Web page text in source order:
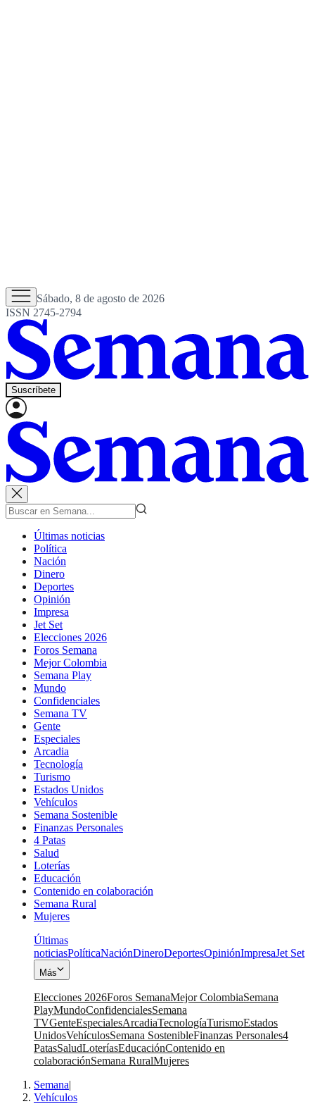
Sábado, 8 de agosto de 2026
ISSN 2745-2794
Suscríbete
Últimas noticias
Política
Nación
Dinero
Deportes
Opinión
Impresa
Jet Set
Elecciones 2026
Foros Semana
Mejor Colombia
Semana Play
Mundo
Confidenciales
Semana TV
Gente
Especiales
Arcadia
Tecnología
Turismo
Estados Unidos
Vehículos
Semana Sostenible
Finanzas Personales
4 Patas
Salud
Loterías
Educación
Contenido en colaboración
Semana Rural
Mujeres
Últimas
noticiasPolíticaNaciónDineroDeportesOpiniónImpresaJet Set
Más
Elecciones 2026Foros SemanaMejor ColombiaSemana
PlayMundoConfidencialesSemana
TVGenteEspecialesArcadiaTecnologíaTurismoEstados
UnidosVehículosSemana SostenibleFinanzas Personales4
PatasSaludLoteríasEducaciónContenido en
colaboraciónSemana RuralMujeres
Semana|
Vehículos